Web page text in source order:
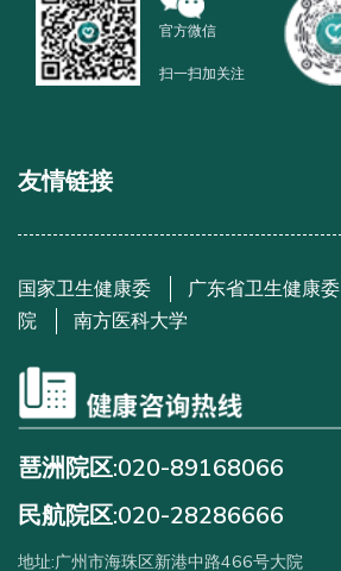
官方微信
扫一扫加关注
友情链接
国家卫生健康委 广东省卫生健康委
院
南方医科大学
琶洲院区:020-89168066
民航院区:020-28286666
地址:广州市海珠区新港中路466号大院